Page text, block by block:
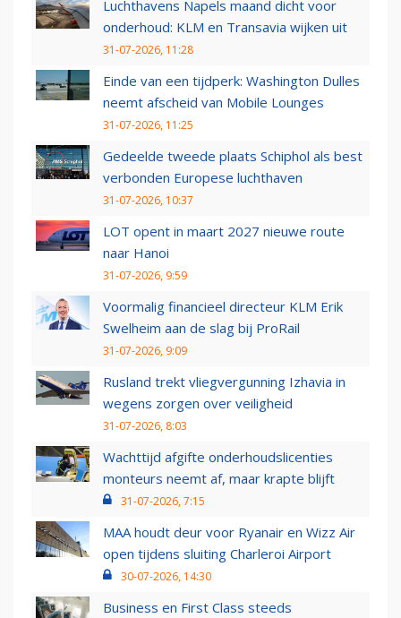
Luchthavens Napels maand dicht voor
onderhoud: KLM en Transavia wijken uit
31-07-2026, 11:28
Einde van een tijdperk: Washington Dulles
neemt afscheid van Mobile Lounges
31-07-2026, 11:25
Gedeelde tweede plaats Schiphol als best
verbonden Europese luchthaven
31-07-2026, 10:37
LOT opent in maart 2027 nieuwe route
naar Hanoi
31-07-2026, 9:59
Voormalig financieel directeur KLM Erik
Swelheim aan de slag bij ProRail
31-07-2026, 9:09
Rusland trekt vliegvergunning Izhavia in
wegens zorgen over veiligheid
31-07-2026, 8:03
Wachttijd afgifte onderhoudslicenties
monteurs neemt af, maar krapte blijft
31-07-2026, 7:15
MAA houdt deur voor Ryanair en Wizz Air
open tijdens sluiting Charleroi Airport
30-07-2026, 14:30
Business en First Class steeds